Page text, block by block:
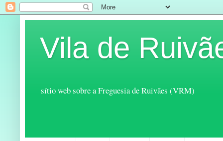
Vila de
sítio web sobre a Freguesia de Ruivães (VRM)